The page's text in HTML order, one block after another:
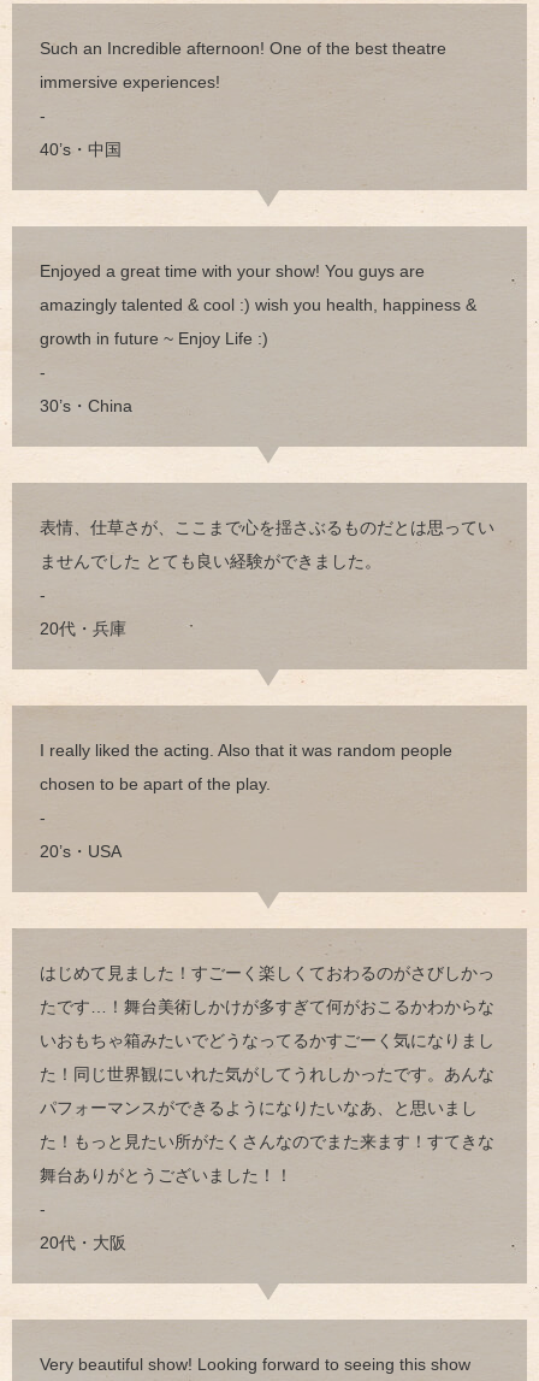
Such an Incredible afternoon! One of the best theatre
immersive experiences!
-
40’s・中国
Enjoyed a great time with your show! You guys are
amazingly talented & cool :) wish you health, happiness &
growth in future ~ Enjoy Life :)
-
30’s・China
表情、仕草さが、ここまで心を揺さぶるものだとは思ってい
ませんでした とても良い経験ができました。
-
20代・兵庫
I really liked the acting. Also that it was random people
chosen to be apart of the play.
-
20’s・USA
はじめて見ました！すごーく楽しくておわるのがさびしかっ
たです…！舞台美術しかけが多すぎて何がおこるかわからな
いおもちゃ箱みたいでどうなってるかすごーく気になりまし
た！同じ世界観にいれた気がしてうれしかったです。あんな
パフォーマンスができるようになりたいなあ、と思いまし
た！もっと見たい所がたくさんなのでまた来ます！すてきな
舞台ありがとうございました！！
-
20代・大阪
Very beautiful show! Looking forward to seeing this show